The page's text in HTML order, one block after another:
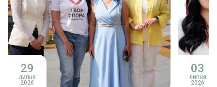
29
липня
2026
03
липня
2026